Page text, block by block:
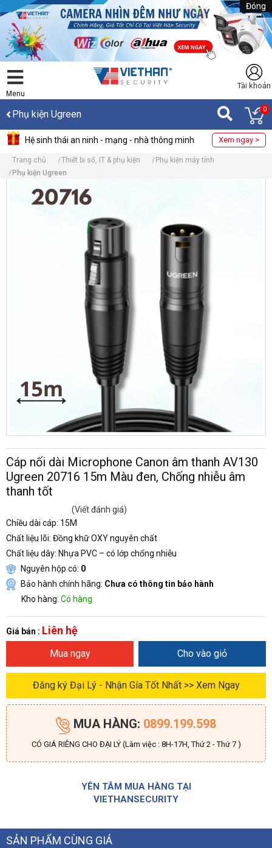
Đóng
Menu
Tài khoản
Phụ kiện Ugreen 0
Hệ sinh thái an ninh - mạng - nhà thông minh Xem ngay >
Trang chủ Thiết bị số, IT & phụ kiện
Phụ kiện máy tính
Phụ kiện Ugreen
Cáp nối dài Microphone Canon âm thanh AV130
Ugreen 20716 15m Màu đen, Chống nhiễu âm
thanh tốt
(Viết đánh giá)
Chiều dài cáp: 15M
Chất liệu lõi: Đồng khữ OXY nguyên chất
Chất liệu dây: Nhựa PVC – có lớp chổng nhiễu
Nguyên hộp có: 0
Bảo hành chính hãng: Chưa có thông tin bảo hành
Kho hàng: Có hàng
Giá bán : Liên hệ
Mua ngay Cho vào giỏ
Đăng ký Đại Lý - Nhận Gía Tốt Nhất >> Xem Ngay
MUA HÀNG: 0899.199.598
CÓ GIÁ RIÊNG CHO ĐẠI LÝ (Làm việc : 8H-17H, Thứ 2 - Thứ 7 )
YÊN TÂM MUA HÀNG TẠI
VIETHANSECURITY
SẢN PHẨM CÙNG GIÁ